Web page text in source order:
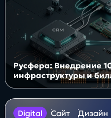
Русфера: Внедрение
инфраструктуры и
digital Сайт Дизайн